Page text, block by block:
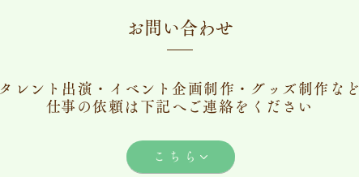
​お問い合わせ
タレント出演・イベント企画制作・グッズ制作など
​仕事の依頼は下記へご連絡をください
こちら